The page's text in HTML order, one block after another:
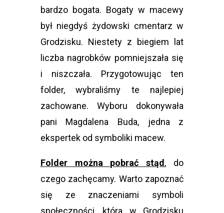
bardzo bogata. Bogaty w macewy
był niegdyś żydowski cmentarz w
Grodzisku. Niestety z biegiem lat
liczba nagrobków pomniejszała się
i niszczała. Przygotowując ten
folder, wybraliśmy te najlepiej
zachowane. Wyboru dokonywała
pani Magdalena Buda, jedna z
ekspertek od symboliki macew.
Folder można pobrać stąd, do
czego zachęcamy. Warto zapoznać
się ze znaczeniami symboli
społeczności, która w Grodzisku